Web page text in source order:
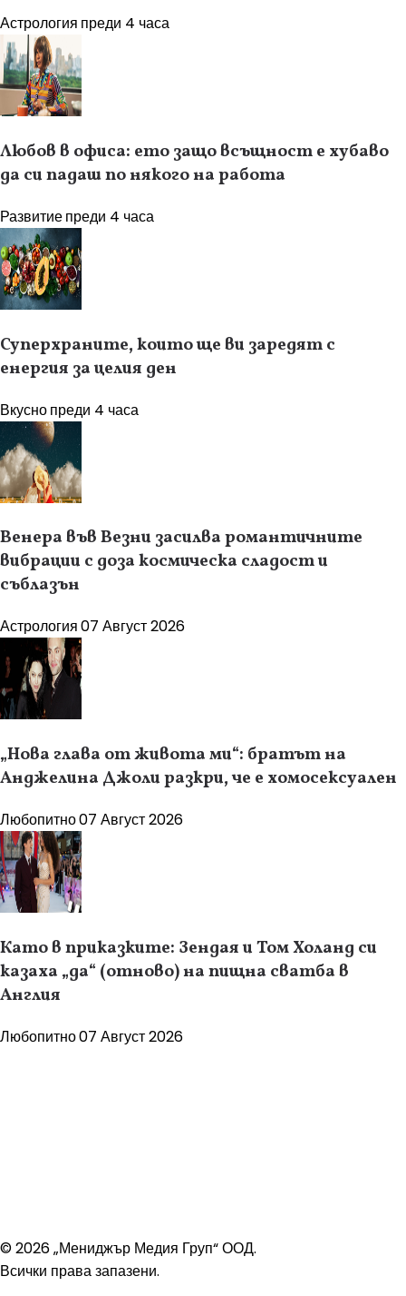
Астрология преди 4 часа
Любов в офиса: ето защо всъщност е хубаво
да си падаш по някого на работа
Развитиепреди 4 часа
Суперхраните, които ще ви заредят с
енергия за целия ден
Вкуснопреди 4 часа
Венера във Везни засилва романтичните
вибрации с доза космическа сладост и
съблазън
Астрология07 Август 2026
„Нова глава от живота ми“: братът на
Анджелина Джоли разкри, че е хомосексуален
Любопитно07 Август 2026
Като в приказките: Зендая и Том Холанд си
казаха „да“ (отново) на пищна сватба в
Англия
Любопитно07 Август 2026
© 2026 „Мениджър Медия Груп“ ООД.
Всички права запазени.